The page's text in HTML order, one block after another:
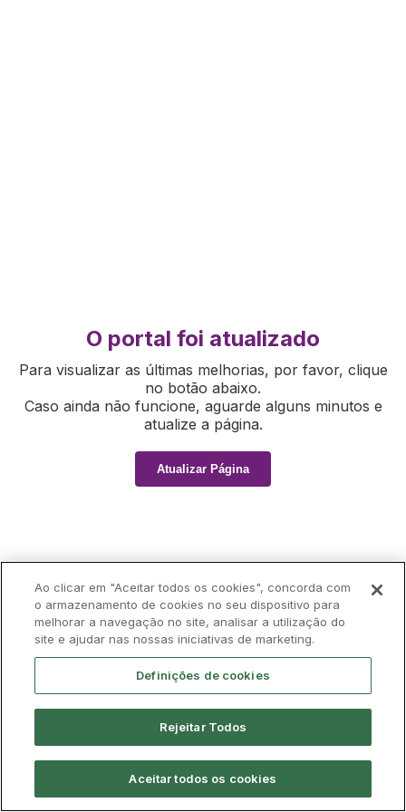
O portal foi atualizado
Para visualizar as últimas melhorias, por favor, clique
no botão abaixo.
Caso ainda não funcione, aguarde alguns minutos e
atualize a página.
Atualizar Página
Ao clicar em "Aceitar todos os cookies", concorda com
o armazenamento de cookies no seu dispositivo para
melhorar a navegação no site, analisar a utilização do
site e ajudar nas nossas iniciativas de marketing.
Definições de cookies
Rejeitar Todos
Aceitar todos os cookies